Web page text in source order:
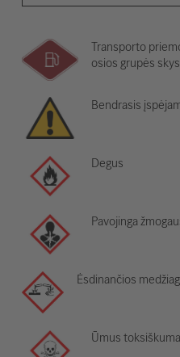
Transporto
osios grupės
Bendrasis
Degus
Pavojinga
Ėsdinančios
Ūmus